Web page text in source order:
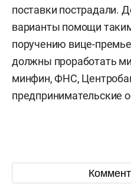
поставки пострадали.
варианты помощи
поручению вице-
должны проработать
минфин, ФНС,
предпринимательские